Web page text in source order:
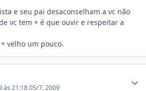
e seu pai desaconselham a vc não
vc tem + é que ouvir e respeitar a
velho um pouco.
às 21:1805/7, 2009